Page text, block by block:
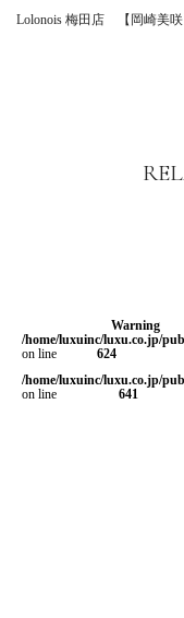
Lolonois 梅田店 【岡崎美咲
Warning
/home/luxuinc/luxu.co.jp/
on line
624
/home/luxuinc/luxu.co.jp/
on line
641